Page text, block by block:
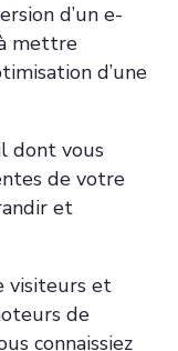
d’un e-
mettre
d’une
dont vous
de votre
et
visiteurs et
de
connaissiez